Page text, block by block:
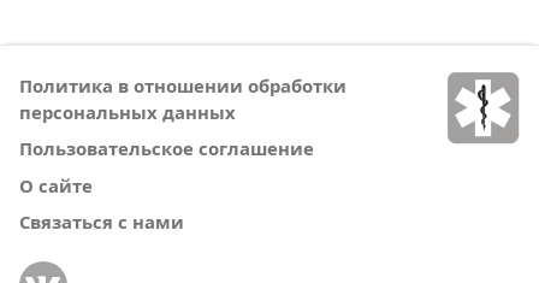
Политика в отношении обработки
персональных данных
Пользовательское соглашение
О сайте
Связаться с нами